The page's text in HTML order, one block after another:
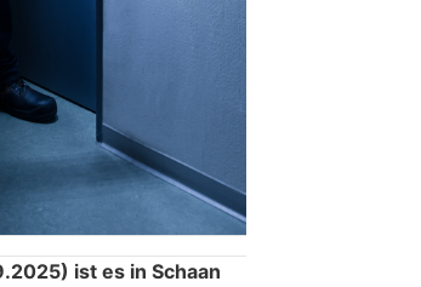
ist es in Schaan